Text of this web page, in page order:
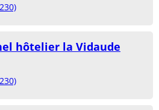
hôtelier la Vidaude